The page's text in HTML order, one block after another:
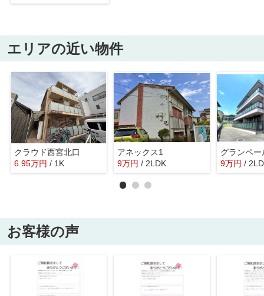
エリアの近い物件
クラウド西宮北口
6.95万円 / 1K
アネックス1
9万円 / 2LDK
グランペー
9万円 /
お客様の声